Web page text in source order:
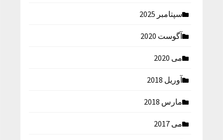
سپتامبر 2025
آگوست 2020
می 2020
آوریل 2018
مارس 2018
می 2017